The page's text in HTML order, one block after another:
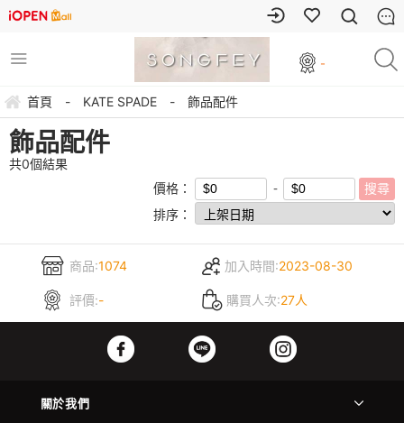
-
首頁 - KATE SPADE - 飾品配件
飾品配件
共0個結果
價格：
排序：
商品:1074 加入時間:2023-08-30
評價:- 購買人次:27人
關於我們